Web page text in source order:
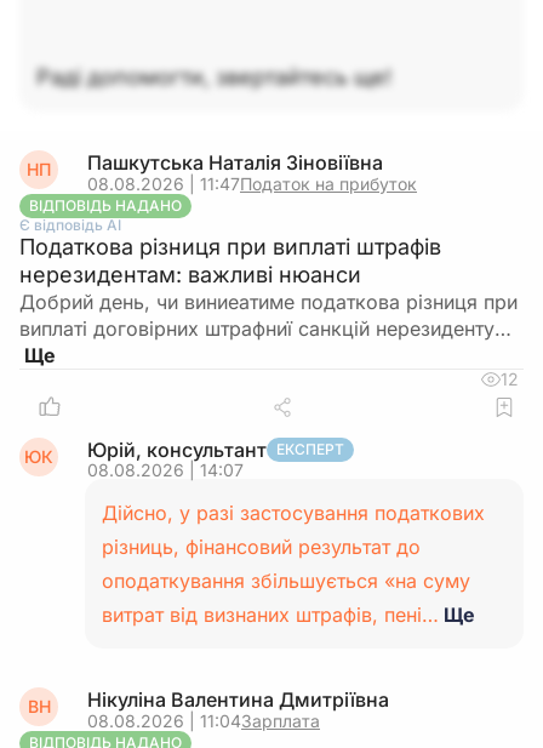
Раді допомогти, звертайтесь ще!
НП Пашкутська Наталія Зіновіївна
08.08.2026 | 11:47Податок на прибуток
ВІДПОВІДЬ НАДАНО
Є відповідь АІ
Податкова різниця при виплаті штрафів
нерезидентам: важливі нюанси
Добрий день, чи виниеатиме податкова різниця при
виплаті договірних штрафниї санкцій нерезиденту…
12
ЮК Юрій, консультант ЕКСПЕРТ
08.08.2026 | 14:07
Дійсно, у разі застосування податкових
різниць, фінансовий результат до
оподаткування збільшується «на суму
витрат від визнаних штрафів, пені… Ще
ВН Нікуліна Валентина Дмитріївна
08.08.2026 | 11:04Зарплата
ВІДПОВІДЬ НАДАНО